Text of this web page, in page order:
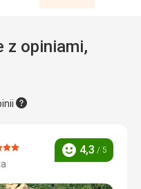
z opiniami,
Ocena
4,3 / 5